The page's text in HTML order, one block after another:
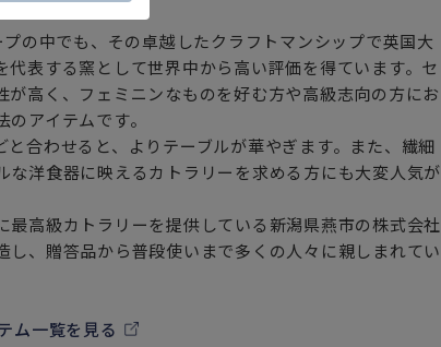
の中でも、その卓越したクラフトマンシップで英国大
表する窯として世界中から高い評価を得ています。セ
が高く、フェミニンなものを好む方や高級志向の方にお
アイテムです。
合わせると、よりテーブルが華やぎます。また、繊細
な洋食器に映えるカトラリーを求める方にも大変人気が
高級カトラリーを提供している新潟県燕市の株式会社
、贈答品から普段使いまで多くの人々に親しまれてい
ム一覧を見る